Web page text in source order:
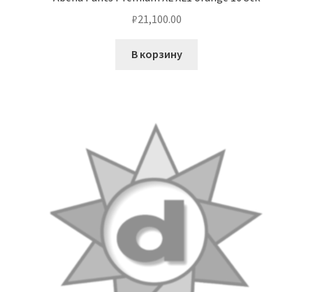
₽21,100.00
В корзину